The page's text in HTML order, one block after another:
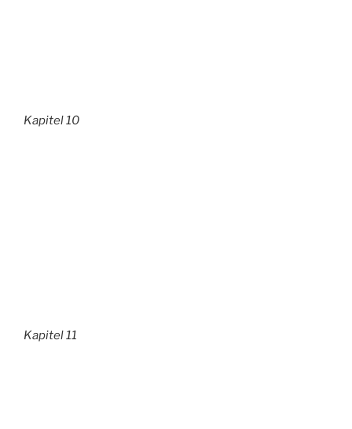
Kapitel 10
Kapitel 11